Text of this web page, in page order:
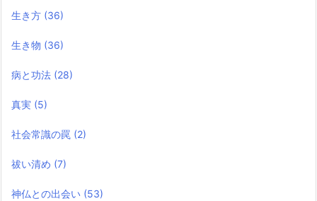
生き方 (36)
生き物 (36)
病と功法 (28)
真実 (5)
社会常識の罠 (2)
祓い清め (7)
神仏との出会い (53)